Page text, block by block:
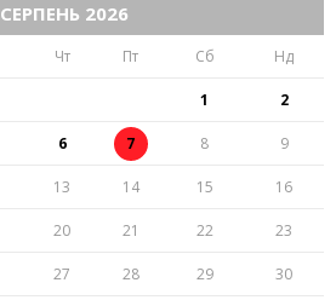
СЕРПЕНЬ 2026
Чт Пт Сб Нд
1 2
6 7 8 9
13 14 15 16
20 21 22 23
27 28 29 30